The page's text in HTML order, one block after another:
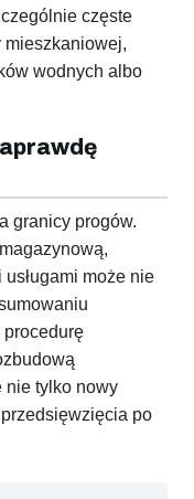
częste
mieszkaniowej,
wodnych albo
granicy progów.
może nie
nie tylko nowy
po